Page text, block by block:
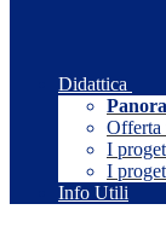
Didattica
Offerta
I
I
Info Utili